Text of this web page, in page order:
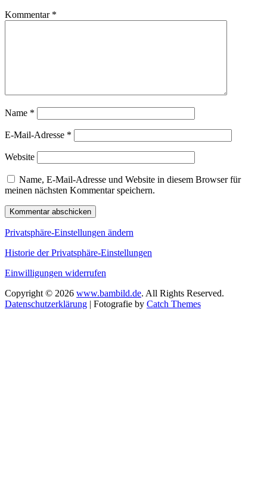
Kommentar *
Name *
E-Mail-Adresse *
Website
Name, E-Mail-Adresse und Website in diesem Browser für
meinen nächsten Kommentar speichern.
Privatsphäre-Einstellungen ändern
Historie der Privatsphäre-Einstellungen
Einwilligungen widerrufen
Copyright © 2026 www.bambild.de. All Rights Reserved.
Datenschutzerklärung | Fotografie by Catch Themes